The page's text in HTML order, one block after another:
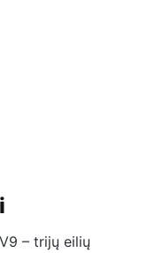
– trijų eilių